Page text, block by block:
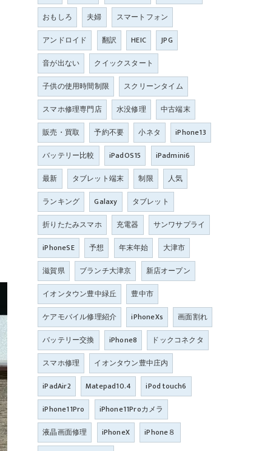
おもしろ
夫婦
スマートフォン
アンドロイド
翻訳 HEIC
JPG
音が出ない
クイックスタート
子供の使用時間制限
スクリーンタイム
スマホ修理専門店
水没修理
中古端末
販売・買取
予約不要 小ネタ
iPhone13
バッテリー比較
iPadOS15
iPadmini6
最新
タブレット端末 制限
人気
ランキング
Galaxy
タブレット
折りたたみスマホ
充電器
サンワサプライ
iPhoneSE
予想 年末年始
大津市
滋賀県
ブランチ大津京
新店オープン
イオンタウン豊中緑丘
豊中市
ケアモバイル修理紹介
iPhoneXs
画面割れ
バッテリー交換
iPhone8
ドックコネクタ
スマホ修理
イオンタウン豊中庄内
iPadAir2
Matepad10.4
iPod touch6
iPhone11Pro
iPhone11Proカメラ
液晶画面修理
iPhoneX
iPhone８